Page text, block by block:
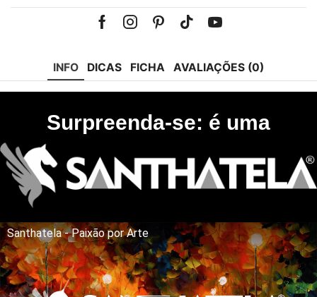
FacebookInstagramPinterest
Tik-Youtube
INFO DICAS FICHA AVALIAÇÕES (0)
Surpreenda-se: é uma
Santhatela - Paixão por Arte